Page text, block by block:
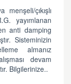
çıkışlı
yayımlanan
anti damping
Sisteminizin
almanız
devam
Bilgilerinize..